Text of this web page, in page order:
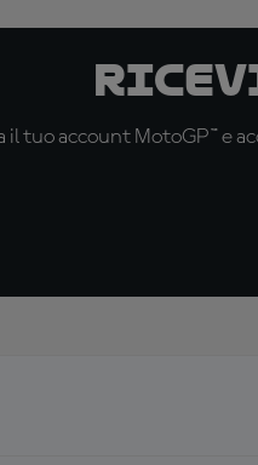
il tuo account MotoGP™ e